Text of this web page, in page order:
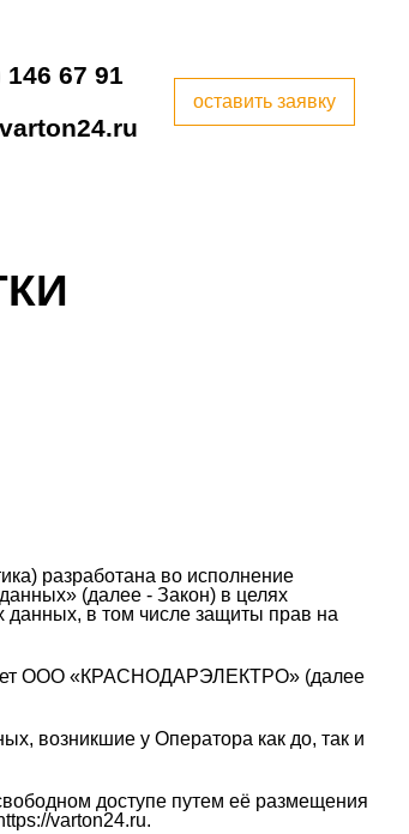
146 67 91
оставить заявку
разработана во исполнение
(далее - Закон) в целях
данных, в том числе защиты прав на
ООО «КРАСНОДАРЭЛЕКТРО» (далее
возникшие у Оператора как до, так и
доступе путем её размещения
varton24.ru.